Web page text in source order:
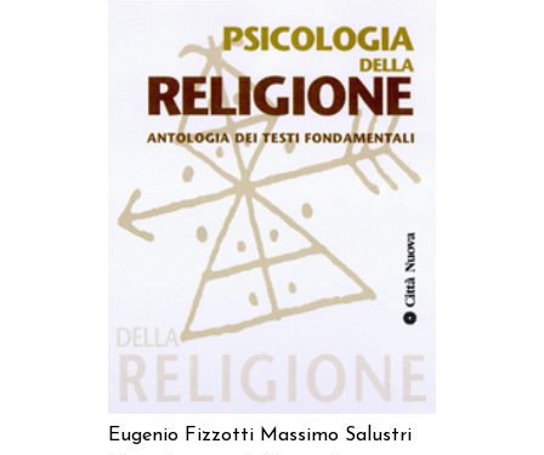
LEGGI TUTTO
Eugenio Fizzotti Massimo Salustri